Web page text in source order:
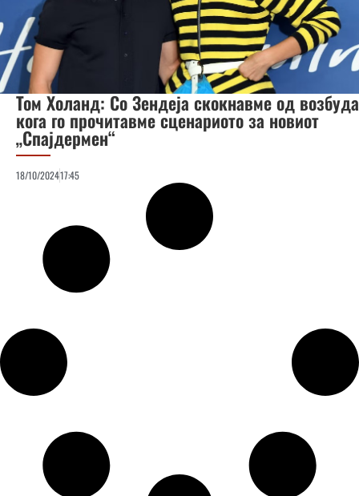
Том Холанд: Со Зендеја скокнавме од возбуда
кога го прочитавме сценариото за новиот
„Спајдермен“
18/10/202417:45